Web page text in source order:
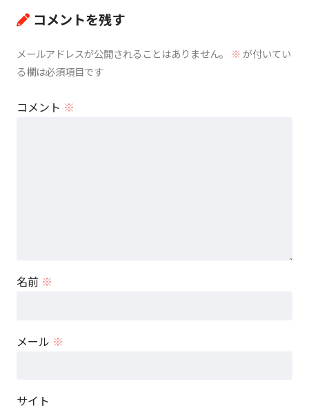
コメントを残す
メールアドレスが公開されることはありません。 ※が付いてい
る欄は必須項目です
コメント ※
名前 ※
メール ※
サイト